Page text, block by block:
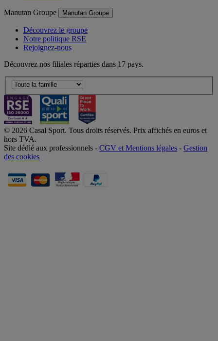
Manutan Groupe Manutan Groupe
Découvrez le groupe
Notre politique RSE
Rejoignez-nous
Découvrez nos filiales réparties dans 17 pays.
© 2026 Casal Sport. Tous droits réservés. Prix affichés en euros et
hors TVA.
Site dédié aux professionnels - CGV et Mentions légales - Gestion
des cookies